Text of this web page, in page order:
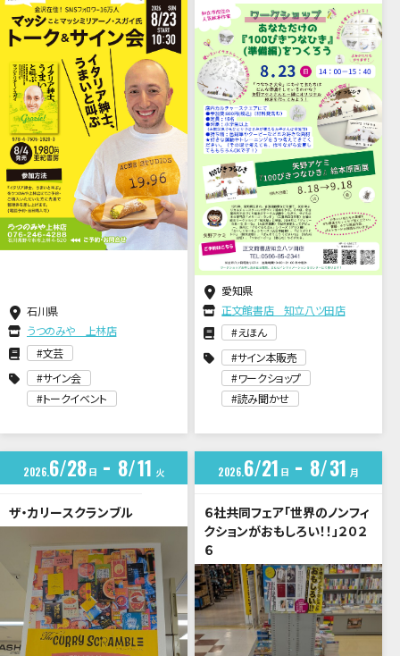
石川県
うつのみや 上林店
文芸
サイン会
トークイベント
愛知県
正文館書店 知立八ツ田店
えほん
サイン本販売
ワークショップ
読み聞かせ
20266 28 日 8 11 火
ザ・カリースクランブル
2026 6 21 日 8 31 月
６社共同フェア「世界のノンフィ
クションがおもしろい！！」２０２
６